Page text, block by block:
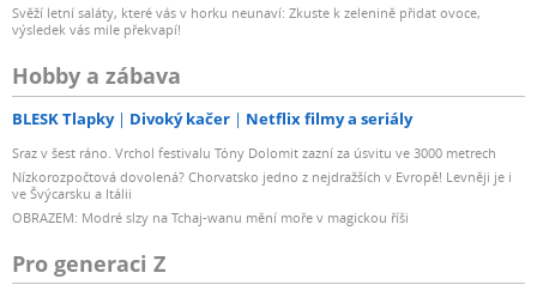
Svěží letní saláty, které vás v horku neunaví: Zkuste k zelenině přidat ovoce,
výsledek vás mile překvapí!
Hobby a zábava
BLESK Tlapky Divoký kačer Netflix filmy a seriály
Sraz v šest ráno. Vrchol festivalu Tóny Dolomit zazní za úsvitu ve 3000 metrech
Nízkorozpočtová dovolená? Chorvatsko jedno z nejdražších v Evropě! Levněji je i
ve Švýcarsku a Itálii
OBRAZEM: Modré slzy na Tchaj-wanu mění moře v magickou říši
Pro generaci Z